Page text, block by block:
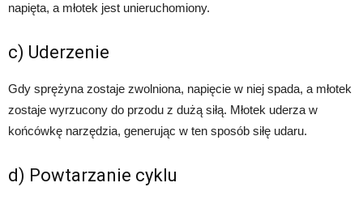
napięta, a młotek jest unieruchomiony.
c) Uderzenie
Gdy sprężyna zostaje zwolniona, napięcie w niej spada, a młotek
zostaje wyrzucony do przodu z dużą siłą. Młotek uderza w
końcówkę narzędzia, generując w ten sposób siłę udaru.
d) Powtarzanie cyklu